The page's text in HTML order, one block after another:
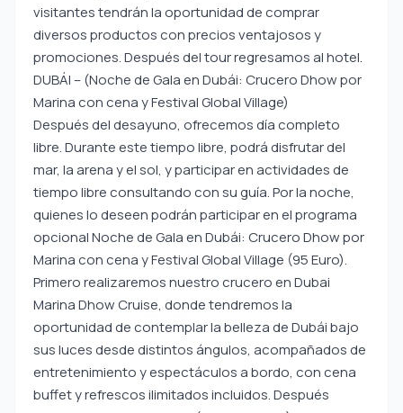
visitantes tendrán la oportunidad de comprar
diversos productos con precios ventajosos y
promociones. Después del tour regresamos al hotel.
DUBÁI – (Noche de Gala en Dubái: Crucero Dhow por
Marina con cena y Festival Global Village)
Después del desayuno, ofrecemos día completo
libre. Durante este tiempo libre, podrá disfrutar del
mar, la arena y el sol, y participar en actividades de
tiempo libre consultando con su guía. Por la noche,
quienes lo deseen podrán participar en el programa
opcional Noche de Gala en Dubái: Crucero Dhow por
Marina con cena y Festival Global Village (95 Euro).
Primero realizaremos nuestro crucero en Dubai
Marina Dhow Cruise, donde tendremos la
oportunidad de contemplar la belleza de Dubái bajo
sus luces desde distintos ángulos, acompañados de
entretenimiento y espectáculos a bordo, con cena
buffet y refrescos ilimitados incluidos. Después